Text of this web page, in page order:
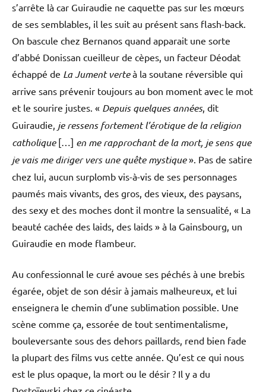
s’arrête là car Guiraudie ne caquette pas sur les mœurs
de ses semblables, il les suit au présent sans flash-back.
On bascule chez Bernanos quand apparait une sorte
d’abbé Donissan cueilleur de cèpes, un facteur Déodat
échappé de La Jument verteà la soutane réversible qui
arrive sans prévenir toujours au bon moment avec le mot
et le sourire justes. « Depuis quelques années, dit
Guiraudie, je ressens fortement l’érotique de la religion
catholique[…] en me rapprochant de la mort, je sens que
je vais me diriger vers une quête mystique». Pas de satire
chez lui, aucun surplomb vis-à-vis de ses personnages
paumés mais vivants, des gros, des vieux, des paysans,
des sexy et des moches dont il montre la sensualité, « La
beauté cachée des laids, des laids » à la Gainsbourg, un
Guiraudie en mode flambeur.
Au confessionnal le curé avoue ses péchés à une brebis
égarée, objet de son désir à jamais malheureux, et lui
enseignera le chemin d’une sublimation possible. Une
scène comme ça, essorée de tout sentimentalisme,
bouleversante sous des dehors paillards, rend bien fade
la plupart des films vus cette année. Qu’est ce qui nous
est le plus opaque, la mort ou le désir ? Il y a du